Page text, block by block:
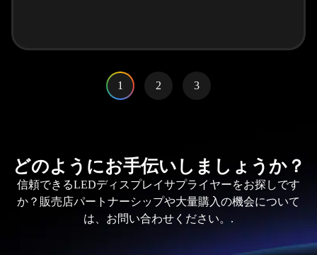
1 2 3
どのようにお手伝いしましょうか？
信頼できるLEDディスプレイサプライヤーをお探しです
か？販売店パートナーシップや大量購入の機会について
は、お問い合わせください。.